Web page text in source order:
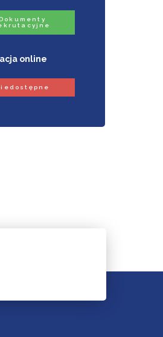
online